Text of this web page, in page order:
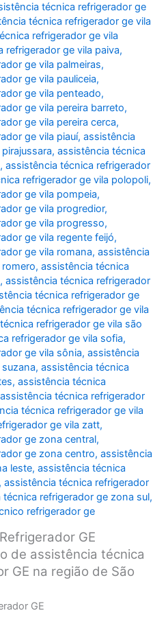
técnica refrigerador ge
técnica refrigerador ge vila
refrigerador ge vila
refrigerador ge vila paiva,
ge vila palmeiras,
ge vila pauliceia,
ge vila penteado,
ge vila pereira barreto,
ge vila pereira cerca,
ge vila piauí,assistência
,assistência técnica
,assistência técnica refrigerador
refrigerador ge vila polopoli,
ge vila pompeia,
ge vila progredior,
ge vila progresso,
ge vila regente feijó,
ge vila romana,assistência
,assistência técnica
,assistência técnica refrigerador
técnica refrigerador ge
técnica refrigerador ge vila
refrigerador ge vila são
refrigerador ge vila sofia,
ge vila sônia,assistência
,assistência técnica
,assistência técnica
assistência técnica refrigerador
técnica refrigerador ge vila
ge vila zatt,
ge zona central,
ge zona centro,assistência
leste,assistência técnica
,assistência técnica refrigerador
técnica refrigerador ge zona sul,
refrigerador ge
GE
de assistência técnica
GE na região de São
GE